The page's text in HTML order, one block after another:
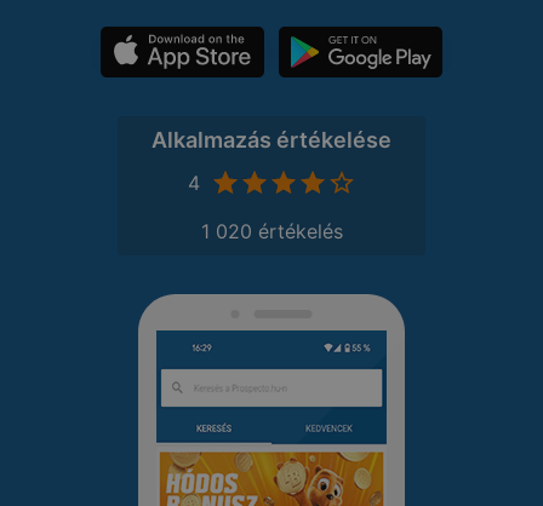
Alkalmazás értékelése
4
1 020 értékelés